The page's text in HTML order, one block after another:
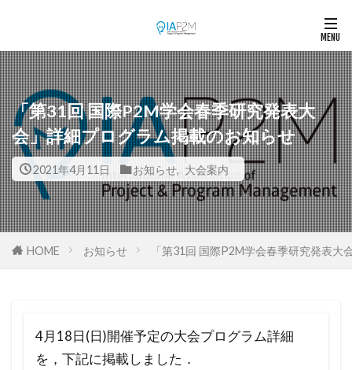
「第31回 国際P2M学会春季研究発表大
会」詳細プログラム掲載のお知らせ
2021年4月11日 お知らせ 大会案内
HOME お知らせ 「第31回 国際P2M学会春季研究発表
4月18日(日)開催予定の大会プログラム詳細
を，下記に掲載しました．